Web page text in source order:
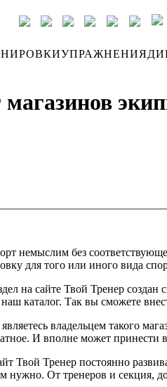
УПРАЖНЕНИЯ
немыслим без
для того или иного вида
на сайте Твой Тренер
наш каталог. Так вы сможете
владельцем такого
И вполне может принести
Твой Тренер постоянно
нужно. От тренеров и секция,